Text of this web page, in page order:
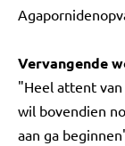
Vervangende
"Heel attent van
wil bovendien
aan ga